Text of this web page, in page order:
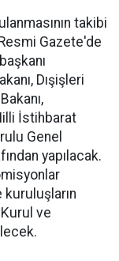
takibi
Gazete'de
Dışişleri
İstihbarat
Genel
yapılacak.
ve